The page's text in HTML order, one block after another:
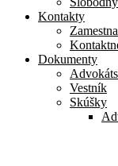
Kontakty
Dokumenty
Vestník
Skúšky